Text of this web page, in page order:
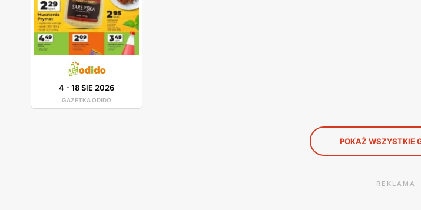
gazetkom promocyjnym, klienci mogą na bieżąco śledzić najnowsze oferty i
gdzie każdy klient znajdzie coś dla siebie, korzystając z szerokiego asortymentu i
satysfakcjonujące.
4 -18 SIE 2026
GAZETKA ODIDO
POKAŻ WSZYSTKIE
REKLAMA